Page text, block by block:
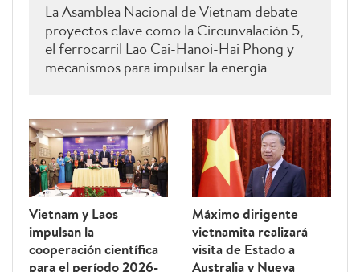
La Asamblea Nacional de Vietnam debate
proyectos clave como la Circunvalación 5,
el ferrocarril Lao Cai-Hanoi-Hai Phong y
mecanismos para impulsar la energía
Vietnam y Laos
impulsan la
cooperación científica
para el período 2026-
Máximo dirigente
vietnamita realizará
visita de Estado a
Australia y Nueva